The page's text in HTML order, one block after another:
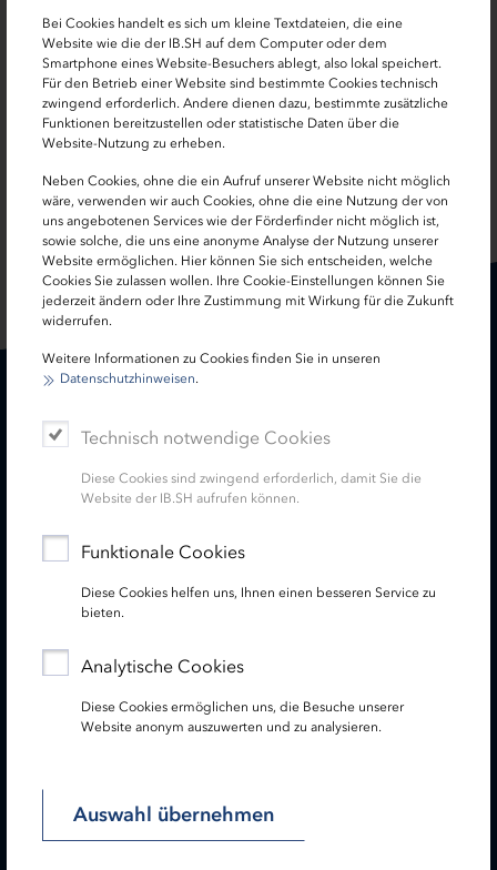
Bei Cookies handelt es sich um kleine Textdateien, die eine
Website wie die der IB.SH auf dem Computer oder dem
Smartphone eines Website-Besuchers ablegt, also lokal speichert.
Für den Betrieb einer Website sind bestimmte Cookies technisch
zwingend erforderlich. Andere dienen dazu, bestimmte zusätzliche
Funktionen bereitzustellen oder statistische Daten über die
Website-Nutzung zu erheben.
Neben Cookies, ohne die ein Aufruf unserer Website nicht möglich
wäre, verwenden wir auch Cookies, ohne die eine Nutzung der von
uns angebotenen Services wie der Förderfinder nicht möglich ist,
sowie solche, die uns eine anonyme Analyse der Nutzung unserer
Website ermöglichen. Hier können Sie sich entscheiden, welche
Cookies Sie zulassen wollen. Ihre Cookie-Einstellungen können Sie
jederzeit ändern oder Ihre Zustimmung mit Wirkung für die Zukunft
widerrufen.
Weitere Informationen zu Cookies finden Sie in unseren
Datenschutzhinweisen.
Technisch notwendige Cookies
Diese Cookies sind zwingend erforderlich, damit Sie die
Website der IB.SH aufrufen können.
Funktionale Cookies
Diese Cookies helfen uns, Ihnen einen besseren Service zu
bieten.
Analytische Cookies
Diese Cookies ermöglichen uns, die Besuche unserer
Website anonym auszuwerten und zu analysieren.
Auswahl übernehmen
0431 66666-849
nienass[at]wtsh.de
SEITE TEILEN:
Kontakt Termine
Service
Folgen Sie uns:
Startseite Impressum Datenschutz